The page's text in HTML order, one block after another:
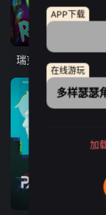
瑞克和莫蒂 第八季
APP下载
在线游玩
多样瑟瑟
加